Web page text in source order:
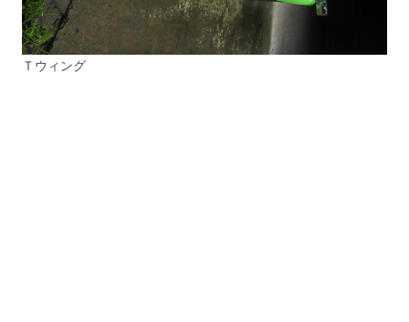
Ｔウィング